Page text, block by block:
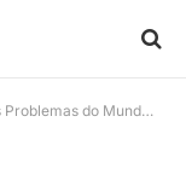
Mundo em Desenvolvimento